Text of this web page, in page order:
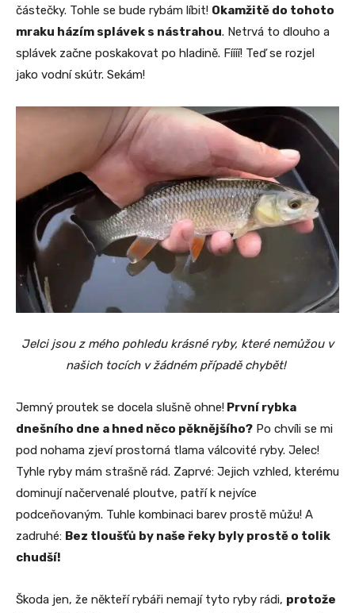
částečky. Tohle se bude rybám líbit! Okamžitě do tohoto
mraku házím splávek s nástrahou. Netrvá to dlouho a
splávek začne poskakovat po hladině. Fíííí! Teď se rozjel
jako vodní skútr. Sekám!
Jelci jsou z mého pohledu krásné ryby, které nemůžou v
našich tocích v žádném případě chybět!
Jemný proutek se docela slušně ohne! První rybka
dnešního dne a hned něco pěknějšího? Po chvíli se mi
pod nohama zjeví prostorná tlama válcovité ryby. Jelec!
Tyhle ryby mám strašně rád. Zaprvé: Jejich vzhled, kterému
dominují načervenalé ploutve, patří k nejvíce
podceňovaným. Tuhle kombinaci barev prostě můžu! A
zadruhé: Bez tloušťů by naše řeky byly prostě o tolik
chudší!
Škoda jen, že někteří rybáři nemají tyto ryby rádi, protože